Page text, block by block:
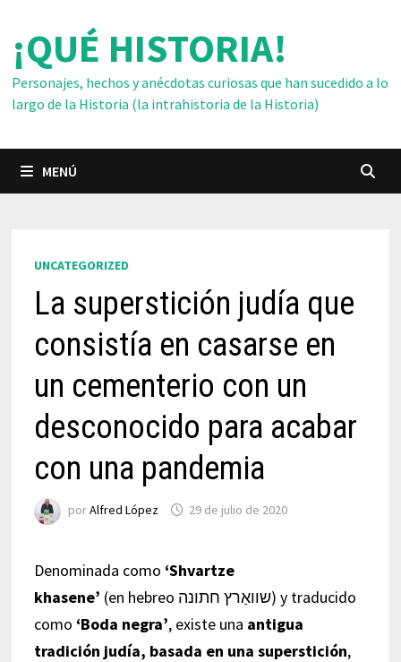
contenido
¡QUÉ HISTORIA!
Personajes, hechos y anécdotas curiosas que han sucedido a lo
largo de la Historia (la intrahistoria de la Historia)
MENÚ
UNCATEGORIZED
La superstición judía que
consistía en casarse en
un cementerio con un
desconocido para acabar
con una pandemia
porAlfred López 29 de julio de 2020
Denominada como ‘Shvartze
khasene’ (en hebreo שוואַרץ חתונה) y traducido
como ‘Boda negra’, existe una antigua
tradición judía, basada en una superstición,